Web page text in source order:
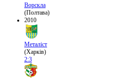
Ворскла
(Полтава)
2010
Металіст
(Харків)
2:3